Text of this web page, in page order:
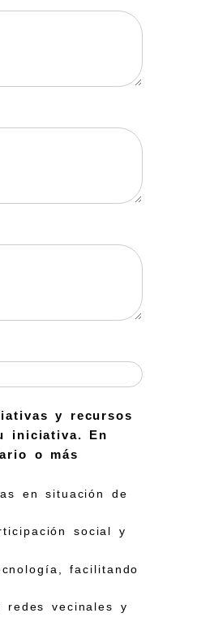
en situación de
social y
facilitando
redes vecinales y